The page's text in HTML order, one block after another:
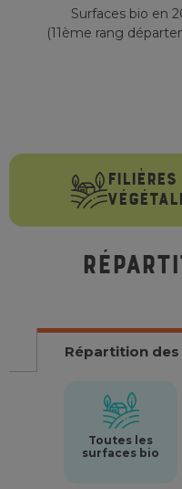
Surfaces bio en
(11ème rang
FILIÈRES
Répartition
Toutes les
surfaces bio